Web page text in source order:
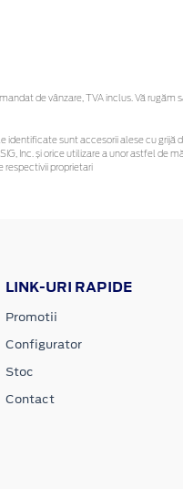
de vânzare, TVA inclus. Vă
identificate sunt accesorii alese cu grijă
Inc. și orice utilizare a unor astfel de
respectivii proprietari
LINK-URI RAPIDE
Promotii
Configurator
Stoc
Contact